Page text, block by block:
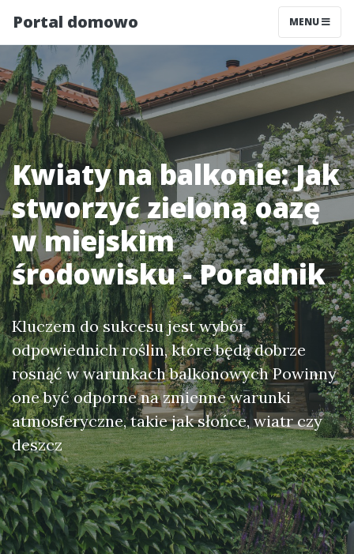
Portal domowo MENU
Kwiaty na balkonie: Jak
stworzyć zieloną oazę
w miejskim
środowisku - Poradnik
Kluczem do sukcesu jest wybór
odpowiednich roślin, które będą dobrze
rosnąć w warunkach balkonowych Powinny
one być odporne na zmienne warunki
atmosferyczne, takie jak słońce, wiatr czy
deszcz